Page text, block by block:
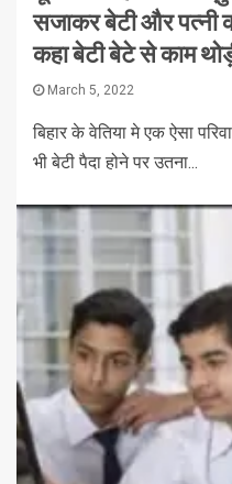
सजाकर बेटी और पत्नी
कहा बेटी बेटे से काम
March 5, 2022
बिहार के वेतिया मे एक ऐसा
भी बेटी पैदा होने पर उतना...